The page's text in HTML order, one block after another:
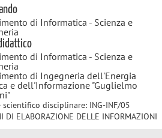
di Informatica - Scienza e
di Informatica - Scienza e
di Ingegneria dell'Energia
e dell'Informazione "Guglielmo
scientifico disciplinare: ING-INF/05
DI ELABORAZIONE DELLE INFORMAZIONI